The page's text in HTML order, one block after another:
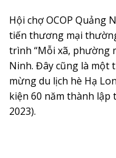
Hội chợ OCOP Quảng
tiến thương mại
trình “Mỗi xã, phường
Ninh. Đây cũng là một
mừng du lịch hè Hạ
kiện 60 năm thành lập
2023).